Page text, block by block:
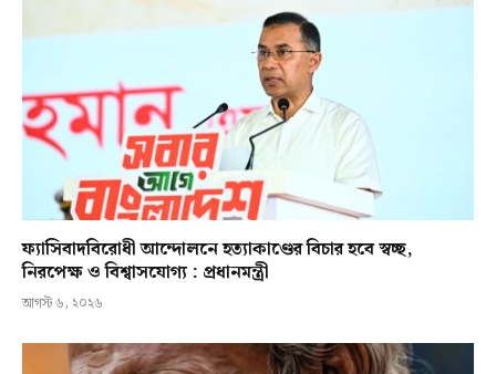
ফ্যাসিবাদবিরোধী আন্দোলনে হত্যাকাণ্ডের বিচার হবে স্বচ্ছ,
নিরপেক্ষ ও বিশ্বাসযোগ্য : প্রধানমন্ত্রী
আগস্ট ৬, ২০২৬